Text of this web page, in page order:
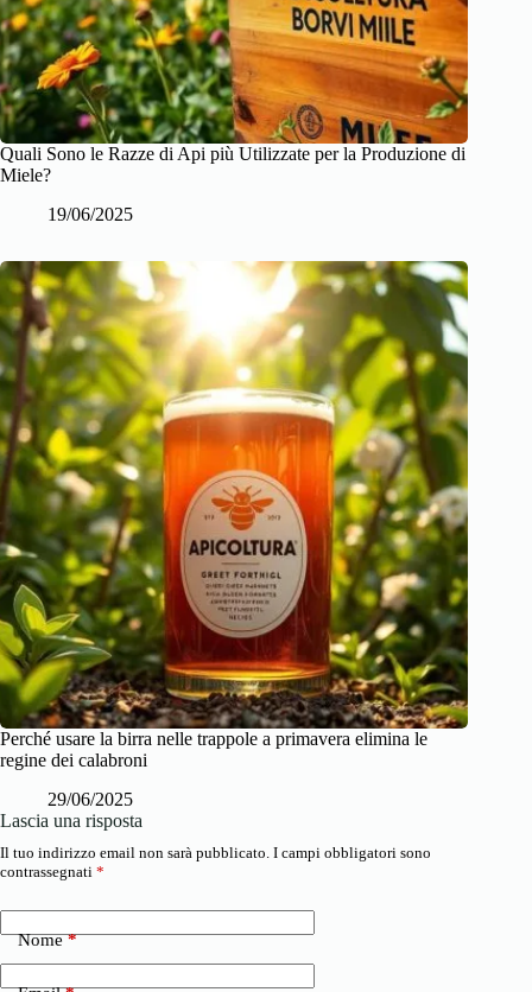
Quali Sono le Razze di Api più Utilizzate per la Produzione di
Miele?
19/06/2025
Perché usare la birra nelle trappole a primavera elimina le
regine dei calabroni
29/06/2025
Lascia una risposta
Il tuo indirizzo email non sarà pubblicato. I campi obbligatori sono
contrassegnati *
Nome*